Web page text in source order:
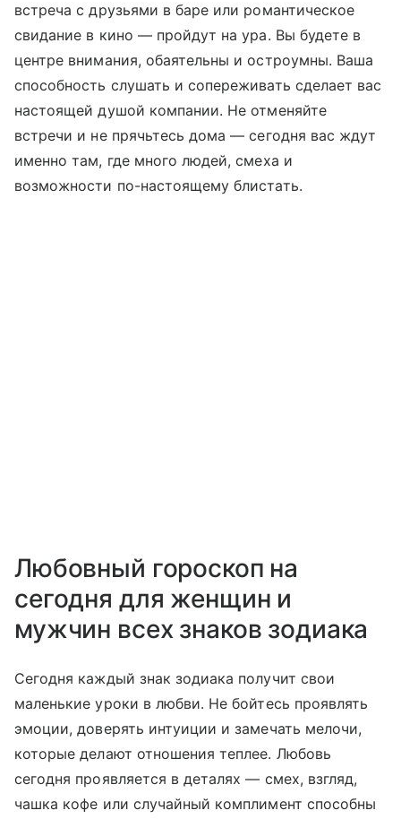
встреча с друзьями в баре или романтическое
свидание в кино — пройдут на ура. Вы будете в
центре внимания, обаятельны и остроумны. Ваша
способность слушать и сопереживать сделает вас
настоящей душой компании. Не отменяйте
встречи и не прячьтесь дома — сегодня вас ждут
именно там, где много людей, смеха и
возможности по-настоящему блистать.
Любовный гороскоп на
сегодня для женщин и
мужчин всех знаков зодиака
Сегодня каждый знак зодиака получит свои
маленькие уроки в любви. Не бойтесь проявлять
эмоции, доверять интуиции и замечать мелочи,
которые делают отношения теплее. Любовь
сегодня проявляется в деталях — смех, взгляд,
чашка кофе или случайный комплимент способны